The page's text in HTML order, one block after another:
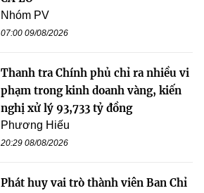
Nhóm PV
07:00 09/08/2026
Thanh tra Chính phủ chỉ ra nhiều vi
phạm trong kinh doanh vàng, kiến
nghị xử lý 93,733 tỷ đồng
Phương Hiếu
20:29 08/08/2026
Phát huy vai trò thành viên Ban Chỉ